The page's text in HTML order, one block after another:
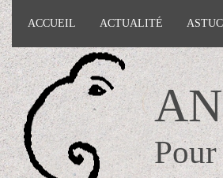
ACCUEIL ACTUALITÉ